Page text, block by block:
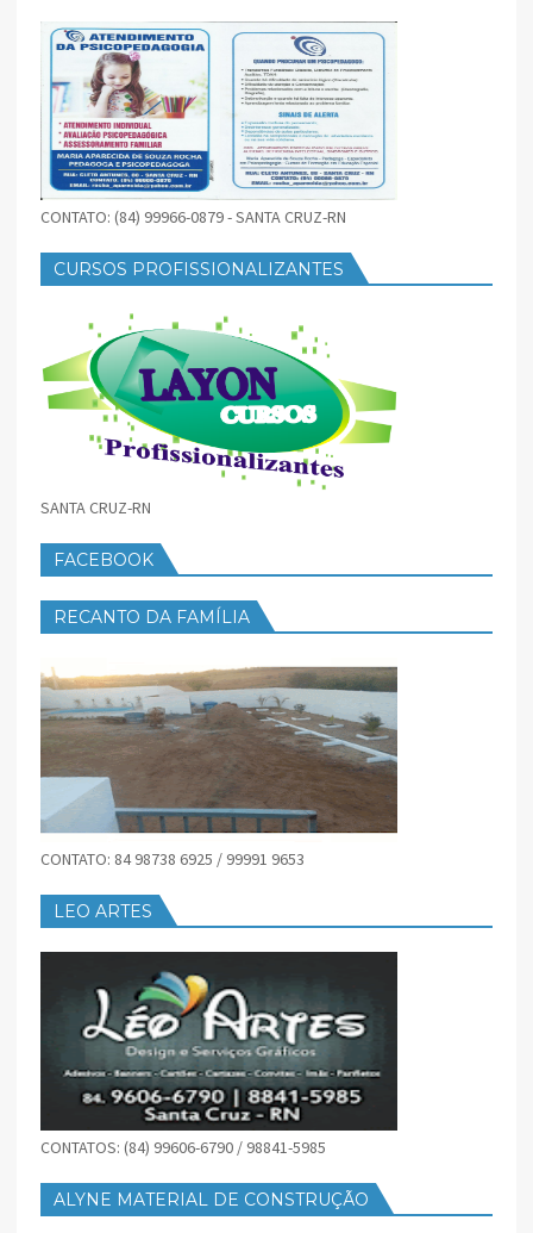
CONTATO: (84) 99966-0879 - SANTA CRUZ-RN
CURSOS PROFISSIONALIZANTES
SANTA CRUZ-RN
FACEBOOK
RECANTO DA FAMÍLIA
CONTATO: 84 98738 6925 / 99991 9653
LEO ARTES
CONTATOS: (84) 99606-6790 / 98841-5985
ALYNE MATERIAL DE CONSTRUÇÃO